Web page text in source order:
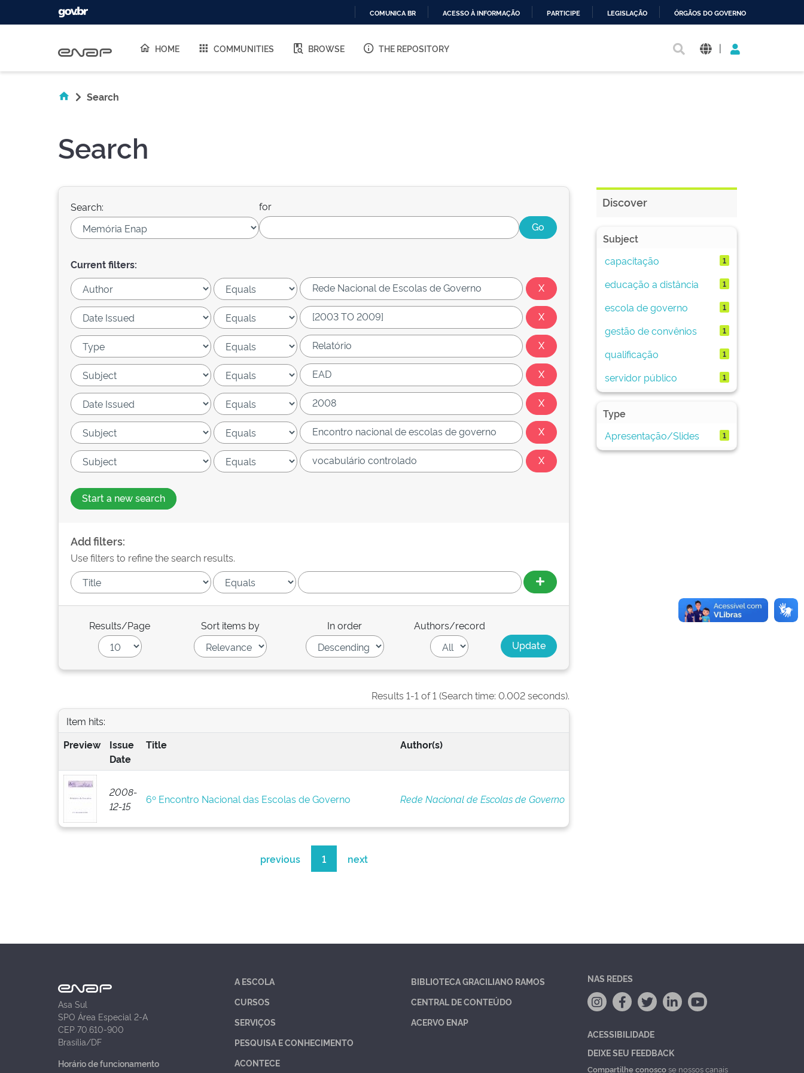
O
COMUNICA BR ACESSO À INFORMAÇÃO PARTICIPE LEGISLAÇÃO ÓRGÃOS DO GOVERNO
HOME COMMUNITIES BROWSE THE REPOSITORY |
Search
Search
Search: for
Current filters:
Start a new search
Add filters:
Use filters to refine the search results.
Results/Page Sort items by In order Authors/record
Results 1-1 of 1 (Search time: 0.002 seconds).
Item hits:
Preview
Issue
Date
Title Author(s)
2008-
12-15
6º Encontro Nacional das Escolas de Governo Rede Nacional de Escolas de Governo
previous 1 next
Discover
Subject
capacitação
1
educação a distância 1
escola de governo 1
gestão de convênios 1
qualificação 1
servidor público 1
Type
Apresentação/Slides
1
Asa Sul
SPO Área Especial 2-A
CEP 70.610-900
Brasília/DF
Horário de funcionamento
A ESCOLA
CURSOS
SERVIÇOS
PESQUISA E CONHECIMENTO
ACONTECE
BIBLIOTECA GRACILIANO RAMOS
CENTRAL DE CONTEÚDO
ACERVO ENAP
NAS REDES
ACESSIBILIDADE
DEIXE SEU FEEDBACK
Compartilhe conoscose nossos canais